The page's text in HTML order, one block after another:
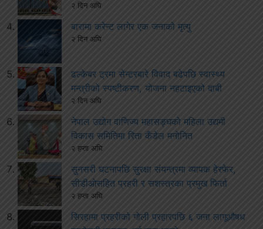
२ दिन अघि
बारामा करेन्ट लागेर एक जनाको मृत्यु
२ दिन अघि
ढल्केबर ट्रमा सेन्टरबारे विवाद बढेपछि स्वास्थ्य
मन्त्रीको स्पष्टीकरण, योजना नहटाइएको दाबी
२ दिन अघि
नेपाल उद्योग वाणिज्य महासङ्घको महिला उद्यमी
विकास समितिमा रिता कँडेल मनोनित
२ हप्ता अघि
सुनसरी घटनापछि सुरक्षा संयन्त्रमा व्यापक हेरफेर,
सीडीओसहित प्रहरी र सशस्त्रका प्रमुख फिर्ता
२ हप्ता अघि
सिरहामा प्रहरीको गोली प्रहारपछि ६ जना लागूऔषध